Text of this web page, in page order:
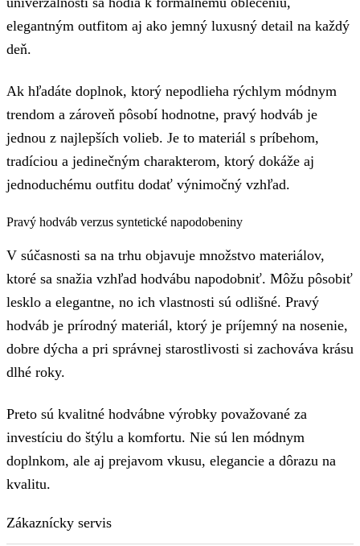
elegantným outfitom aj ako jemný luxusný detail na každý
deň.
Ak hľadáte doplnok, ktorý nepodlieha rýchlym módnym
trendom a zároveň pôsobí hodnotne, pravý hodváb je
jednou z najlepších volieb. Je to materiál s príbehom,
tradíciou a jedinečným charakterom, ktorý dokáže aj
jednoduchému outfitu dodať výnimočný vzhľad.
Pravý hodváb verzus syntetické napodobeniny
V súčasnosti sa na trhu objavuje množstvo materiálov,
ktoré sa snažia vzhľad hodvábu napodobniť. Môžu pôsobiť
lesklo a elegantne, no ich vlastnosti sú odlišné. Pravý
hodváb je prírodný materiál, ktorý je príjemný na nosenie,
dobre dýcha a pri správnej starostlivosti si zachováva krásu
dlhé roky.
Preto sú kvalitné hodvábne výrobky považované za
investíciu do štýlu a komfortu. Nie sú len módnym
doplnkom, ale aj prejavom vkusu, elegancie a dôrazu na
kvalitu.
Zákaznícky servis